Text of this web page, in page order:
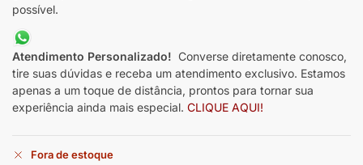
possível.
Atendimento Personalizado! Converse diretamente conosco,
tire suas dúvidas e receba um atendimento exclusivo. Estamos
apenas a um toque de distância, prontos para tornar sua
experiência ainda mais especial. CLIQUE AQUI!
Fora de estoque